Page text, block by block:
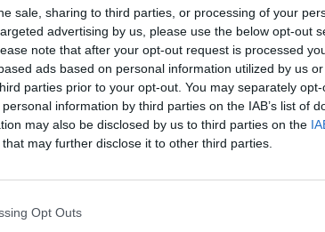
sale, sharing to third parties, or processing of your
advertising by us, please use the below opt-out
note that after your opt-out request is processed
ads based on personal information utilized by us
parties prior to your opt-out. You may separately
information by third parties on the IAB’s list of
may also be disclosed by us to third parties on the
that may further disclose it to other third parties.
Opt Outs
Capitol
Via Enrico Fermi 13 Pisa
Mappa
L'Hotel Capitol si trova a soli 300 mt da Piazza dei Miracoli con la
storico della splendida città di Pisa. Dall'hotel è comodo visitare la
bicicletta, o recarsi...
Hotel Astor